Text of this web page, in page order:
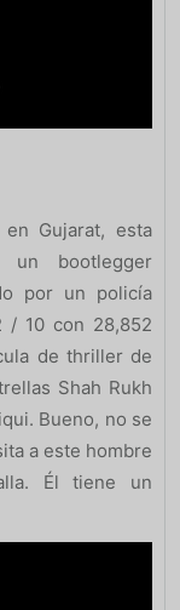
Gujarat, esta
bootlegger
por un policía
/ 10 con 28,852
de thriller de
Shah Rukh
Bueno, no se
a este hombre
Él tiene un